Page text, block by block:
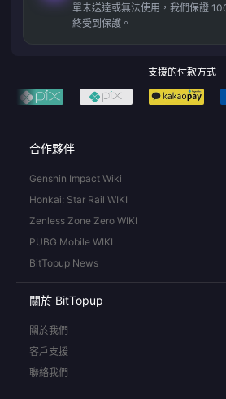
單未送達或無法使用，我們保證
終受到保護。
支援的付款方式
合作夥伴
Genshin Impact Wiki
Honkai: Star Rail WIKI
Zenless Zone Zero WIKI
PUBG Mobile WIKI
BitTopup News
關於 BitTopup
關於我們
客戶支援
聯絡我們